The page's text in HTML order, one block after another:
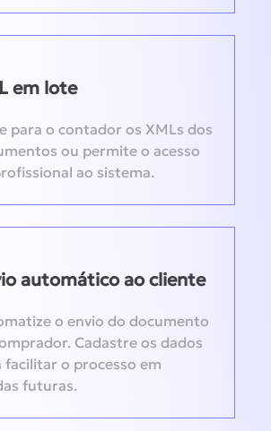
em lote
para o contador os XMLs dos
ou permite o acesso
ao sistema.
automático ao cliente
o envio do documento
Cadastre os dados
facilitar o processo em
futuras.